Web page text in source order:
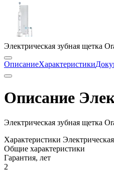
Электрическая зубная щетка
ОписаниеХарактеристики
Описание
Электрическая зубная щетка
Характеристики
Общие характеристики
Гарантия, лет
2